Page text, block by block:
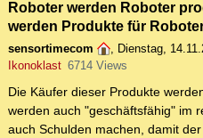
Roboter werden Roboter
werden Produkte für
sensortimecom , Dienstag,
Ikonoklast 6714 Views
Die Käufer dieser Produkte
werden auch "geschäftsfähig" im
auch Schulden machen, damit